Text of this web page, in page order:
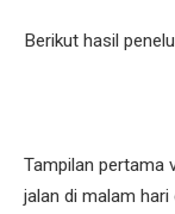
Berikut hasil
Tampilan pertama
jalan di malam